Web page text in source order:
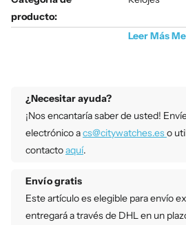
producto:
LeerMás
¿Necesitar ayuda?
¡Nos encantaría saber de usted!
electrónico acs@citywatches.eso
contactoaquí.
Envío gratis
Este artículo es elegible para envío
entregará a través de DHL en un